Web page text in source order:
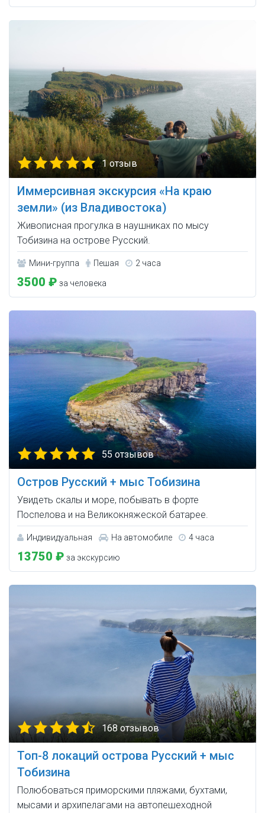
1 отзыв
Иммерсивная экскурсия «На краю
земли» (из Владивостока)
Живописная прогулка в наушниках по мысу
Тобизина на острове Русский.
Мини-группа Пешая 2 часа
3500 ₽ за человека
55 отзывов
Остров Русский + мыс Тобизина
Увидеть скалы и море, побывать в форте
Поспелова и на Великокняжеской батарее.
Индивидуальная На автомобиле 4 часа
13750 ₽ за экскурсию
168 отзывов
Топ-8 локаций острова Русский + мыс
Тобизина
Полюбоваться приморскими пляжами, бухтами,
мысами и архипелагами на автопешеходной